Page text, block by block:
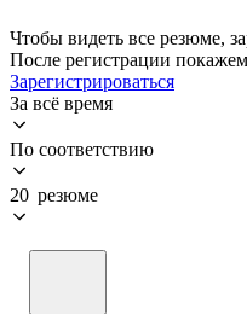
Чтобы видеть все резюме,
После регистрации
Зарегистрироваться
За всё время
По соответствию
20 резюме